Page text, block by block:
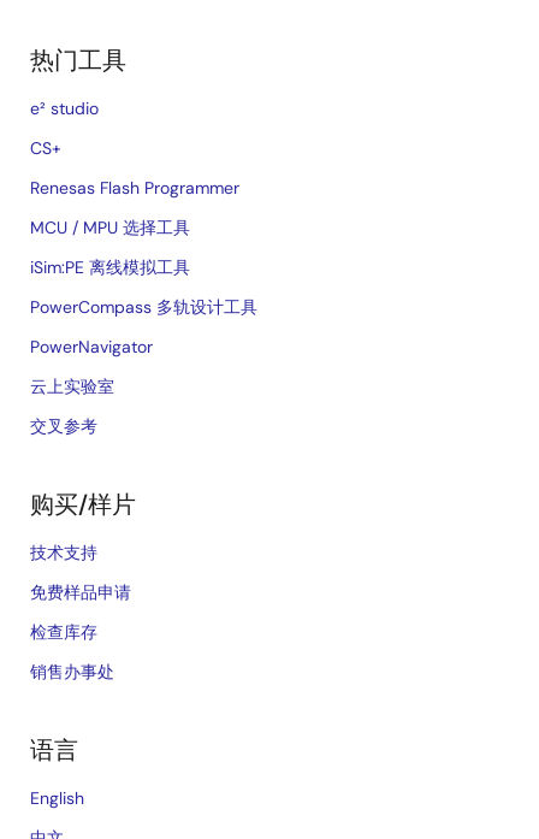
热门工具
e² studio
CS+
Renesas Flash Programmer
MCU / MPU 选择工具
iSim:PE 离线模拟工具
PowerCompass 多轨设计工具
PowerNavigator
云上实验室
交叉参考
购买/样片
技术支持
免费样品申请
检查库存
销售办事处
语言
English